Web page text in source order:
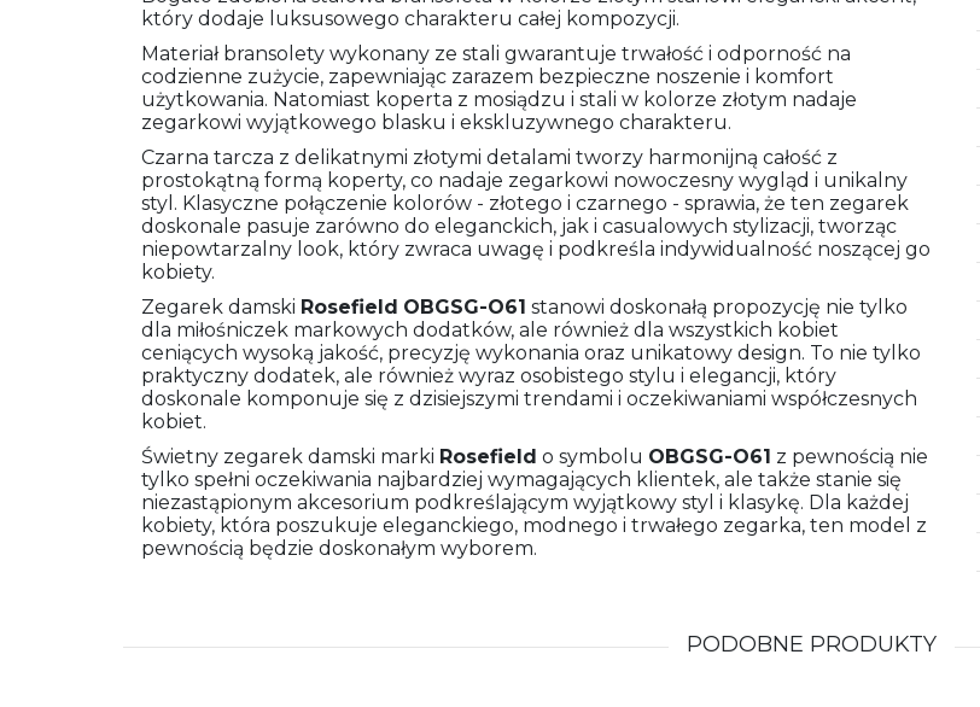
który dodaje luksusowego charakteru całej kompozycji.
Materiał bransolety wykonany ze stali gwarantuje trwałość i odporność na
codzienne zużycie, zapewniając zarazem bezpieczne noszenie i komfort
użytkowania. Natomiast koperta z mosiądzu i stali w kolorze złotym nadaje
zegarkowi wyjątkowego blasku i ekskluzywnego charakteru.
Czarna tarcza z delikatnymi złotymi detalami tworzy harmonijną całość z
prostokątną formą koperty, co nadaje zegarkowi nowoczesny wygląd i unikalny
styl. Klasyczne połączenie kolorów - złotego i czarnego - sprawia, że ten zegarek
doskonale pasuje zarówno do eleganckich, jak i casualowych stylizacji, tworząc
niepowtarzalny look, który zwraca uwagę i podkreśla indywidualność noszącej go
kobiety.
Zegarek damski Rosefield OBGSG-O61 stanowi doskonałą propozycję nie tylko
dla miłośniczek markowych dodatków, ale również dla wszystkich kobiet
ceniących wysoką jakość, precyzję wykonania oraz unikatowy design. To nie tylko
praktyczny dodatek, ale również wyraz osobistego stylu i elegancji, który
doskonale komponuje się z dzisiejszymi trendami i oczekiwaniami współczesnych
kobiet.
Świetny zegarek damski marki Rosefield o symbolu OBGSG-O61 z pewnością nie
tylko spełni oczekiwania najbardziej wymagających klientek, ale także stanie się
niezastąpionym akcesorium podkreślającym wyjątkowy styl i klasykę. Dla każdej
kobiety, która poszukuje eleganckiego, modnego i trwałego zegarka, ten model z
pewnością będzie doskonałym wyborem.
PODOBNE PRODUKTY